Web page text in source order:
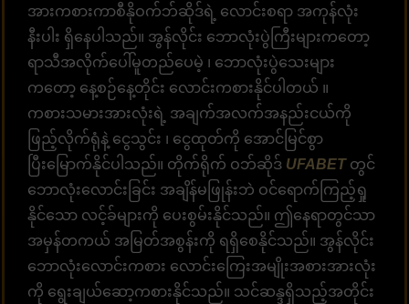
အားကစားကာစီနိုဝက်ဘ်ဆိုဒ်ရဲ့ လောင်းစရာ အကုန်လုံး
နီးပါး ရှိနေပါသည်။ အွန်လိုင်း ဘောလုံးပွဲကြီးများကတော့
ရာသီအလိုက်ပေါ်မူတည်ပေမဲ့ ၊ ဘောလုံးပွဲသေးများ
ကတော့ နေ့စဉ်နေ့တိုင်း လောင်းကစားနိုင်ပါတယ် ။
ကစားသမားအားလုံးရဲ့ အချက်အလက်အနည်းငယ်ကို
ဖြည့်လိုက်ရုံနဲ့ ငွေသွင်း ၊ ငွေထုတ်ကို အောင်မြင်စွာ
ပြီးမြောက်နိုင်ပါသည်။ တိုက်ရိုက် ဝဘ်ဆိုဒ် UFABETတွင်
ဘောလုံးလောင်းခြင်း အချိန်မဖြုန်းဘဲ ဝင်ရောက်ကြည့်ရှု
နိုင်သော လင့်ခ်များကို ပေးစွမ်းနိုင်သည်။ ဤနေရာတွင်သာ
အမှန်တကယ် အမြတ်အစွန်းကို ရရှိစေနိုင်သည်။ အွန်လိုင်း
ဘောလုံးလောင်းကစား လောင်းကြေးအမျိုးအစားအားလုံး
ကို ရွေးချယ်ဆော့ကစားနိုင်သည်။ သင်ဆန္ဒရှိသည့်အတိုင်း